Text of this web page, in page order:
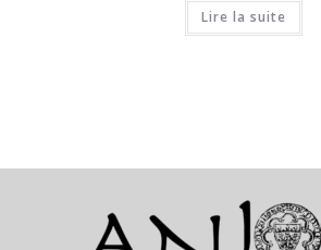
Lire la suite